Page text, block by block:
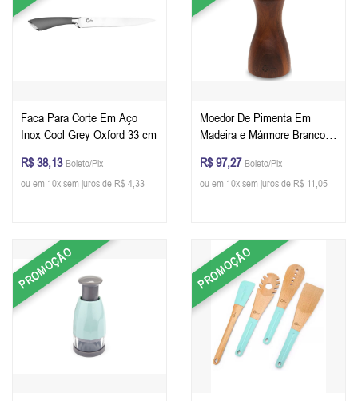
Faca Para Corte Em Aço
Inox Cool Grey Oxford 33 cm
R$ 38,13 Boleto/Pix
ou em 10x sem juros de R$ 4,33
Moedor De Pimenta Em
Madeira e Mármore Branco
R$ 97,27 Boleto/Pix
ou em 10x sem juros de R$ 11,05
PROMOÇÃO PROMOÇÃO